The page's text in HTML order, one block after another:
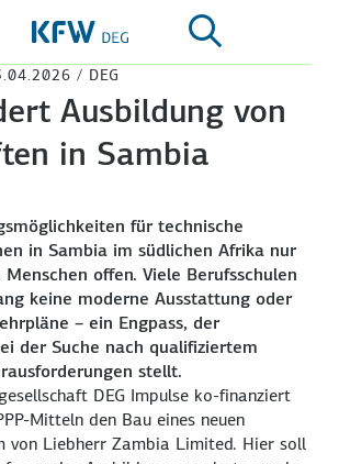
Hauptinhalt
/ DEG
Ausbildung von
in Sambia
für technische
in Sambia im südlichen Afrika nur
offen. Viele Berufsschulen
keine moderne Ausstattung oder
– ein Engpass, der
der Suche nach qualifiziertem
stellt.
DEG Impulse ko-finanziert
Mitteln den Bau eines neuen
von Liebherr Zambia Limited. Hier soll